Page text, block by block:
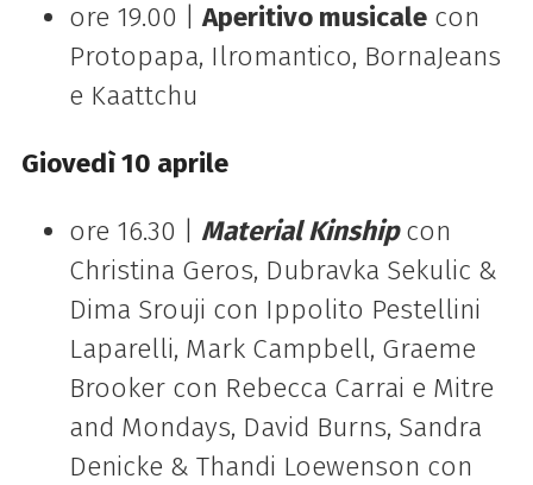
ore 19.00 |Aperitivo musicalecon
Protopapa, Ilromantico, BornaJeans
e Kaattchu
Giovedì 10 aprile
ore 16.30 | Material Kinshipcon
Christina Geros, Dubravka Sekulic &
Dima Srouji con Ippolito Pestellini
Laparelli, Mark Campbell, Graeme
Brooker con Rebecca Carrai e Mitre
and Mondays, David Burns, Sandra
Denicke & Thandi Loewenson con